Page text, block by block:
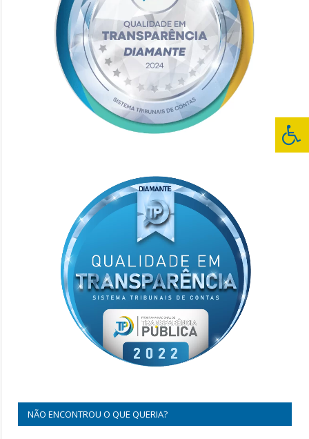
NÃO ENCONTROU O QUE QUERIA?